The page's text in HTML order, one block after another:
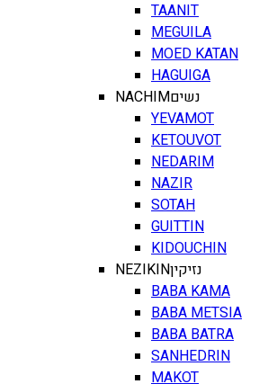
TAANIT
MEGUILA
MOED KATAN
HAGUIGA
NACHIMנשים
YEVAMOT
KETOUVOT
NEDARIM
NAZIR
SOTAH
GUITTIN
KIDOUCHIN
NEZIKINנזיקין
BABA KAMA
BABA METSIA
BABA BATRA
SANHEDRIN
MAKOT